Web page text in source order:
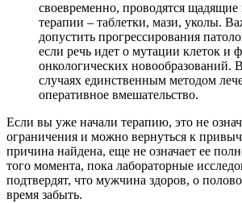
своевременно, проводятся
терапии – таблетки, мази, уколы.
допустить прогрессирования
если речь идет о мутации клеток и
онкологических новообразований.
случаях единственным методом
оперативное вмешательство.
Если вы уже начали терапию, это не
ограничения и можно вернуться к
причина найдена, еще не означает ее
того момента, пока лабораторные
подтвердят, что мужчина здоров, о
время забыть.